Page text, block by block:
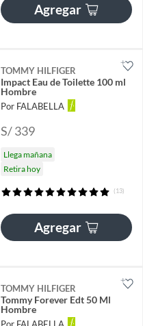
Agregar
TOMMY HILFIGER
Impact Eau de Toilette 100 ml
Hombre
Por FALABELLA
S/ 339
Llega mañana
Retira hoy
(13)
Agregar
TOMMY HILFIGER
Tommy Forever Edt 50 Ml
Hombre